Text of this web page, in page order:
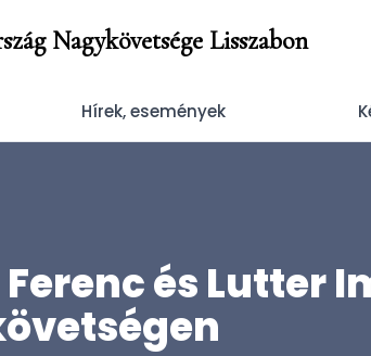
Nagykövetsége Lisszabon
Hírek, események
és Lutter